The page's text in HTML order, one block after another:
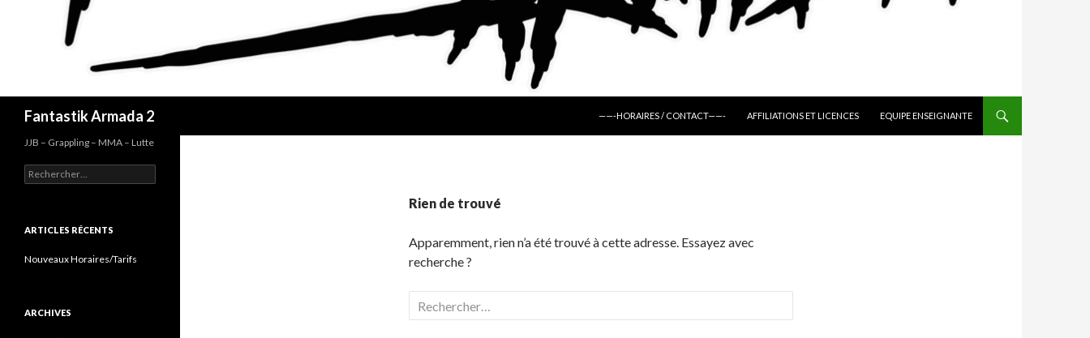
Fantastik Armada 2
——-HORAIRES / CONTACT——-
AFFILIATIONS ET LICENCES EQUIPE ENSEIGNANTE
Rien de trouvé
Apparemment, rien n’a été trouvé à cette adresse. Essayez avec
recherche ?
Rechercher :
JJB – Grappling – MMA – Lutte
Rechercher :
ARTICLES RÉCENTS
Nouveaux Horaires/Tarifs
ARCHIVES